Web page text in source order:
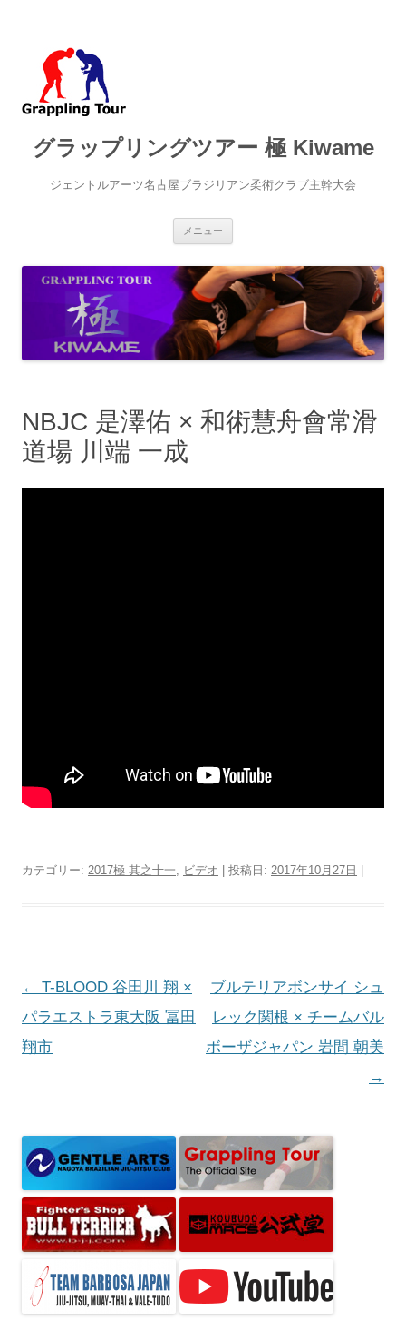
グラップリングツアー 極 Kiwame
ジェントルアーツ名古屋ブラジリアン柔術クラブ主幹大会
メニュー
ン
ツ
へ
ス
キ
ッ
プ
NBJC 是澤佑 × 和術慧舟會常滑
道場 川端 一成
カテゴリー: 2017極 其之十一, ビデオ | 投稿日: 2017年10月27日
投
稿
ナ
ー
シ
ョ
ン
← T-BLOOD 谷田川 翔 ×
パラエストラ東大阪 冨田
翔市
ブルテリアボンサイ シュ
レック関根 × チームバル
ボーザジャパン 岩間 朝美
→